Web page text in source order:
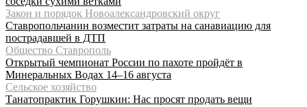
Закон и порядок Новоалександровский округ
Ставропольчанин возместит затраты на санавиацию для
пострадавшей в ДТП
Общество Ставрополь
Открытый чемпионат России по пахоте пройдёт в
Минеральных Водах 14–16 августа
Сельское хозяйство
Танатопрактик Горушкин: Нас просят продать вещи